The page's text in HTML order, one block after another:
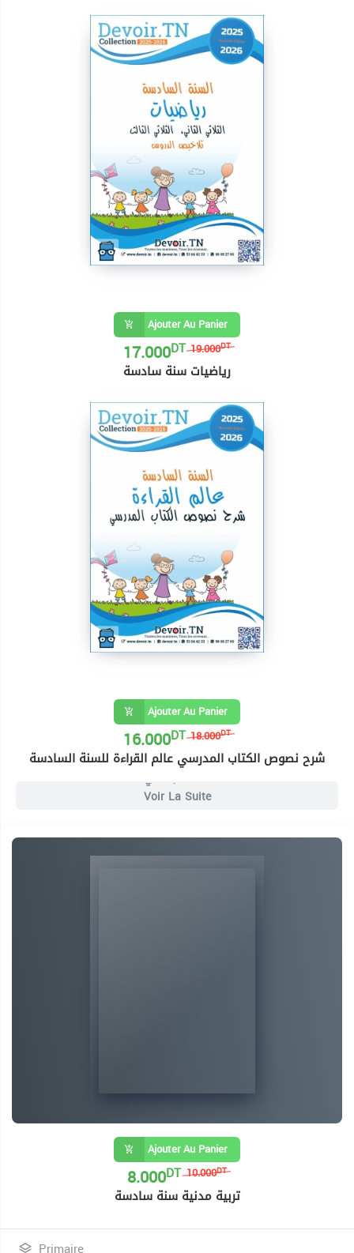
Ajouter Au Panier
19.000DT
17.000DT
رياضيات سنة سادسة
Ajouter Au Panier
18.000DT
16.000DT
شرح نصوص الكتاب المدرسي عالم القراءة للسنة السادسة
Voir La Suite
8 Livres السنة السادسة ابتدائي
Ajouter Au Panier
10.000DT
8.000DT
تربية مدنية سنة سادسة